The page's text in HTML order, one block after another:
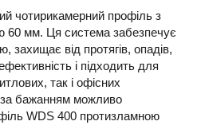
чотирикамерний профіль з
60 мм. Ця система забезпечує
захищає від протягів, опадів,
і підходить для
так і офісних
бажанням можливо
WDS 400 протизламною